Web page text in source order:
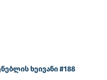
ხეივანი #188